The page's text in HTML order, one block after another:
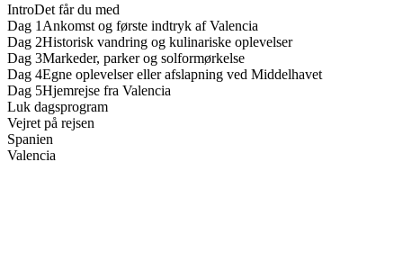
IntroDet får du med
Dag 1 Ankomst og første indtryk af Valencia
Dag 2Historisk vandring og kulinariske oplevelser
Dag 3Markeder, parker og solformørkelse
Dag 4Egne oplevelser eller afslapning ved Middelhavet
Dag 5Hjemrejse fra Valencia
Luk dagsprogram
Vejret på rejsen
Spanien
Valencia